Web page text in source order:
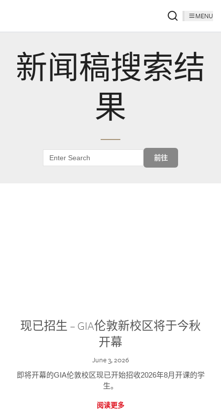
MENU
新闻稿搜索结
果
前往
现已招生 – GIA伦敦新校区将于今秋
开幕
June 3, 2026
即将开幕的GIA伦敦校区现已开始招收2026年8月开课的学
生。
阅读更多